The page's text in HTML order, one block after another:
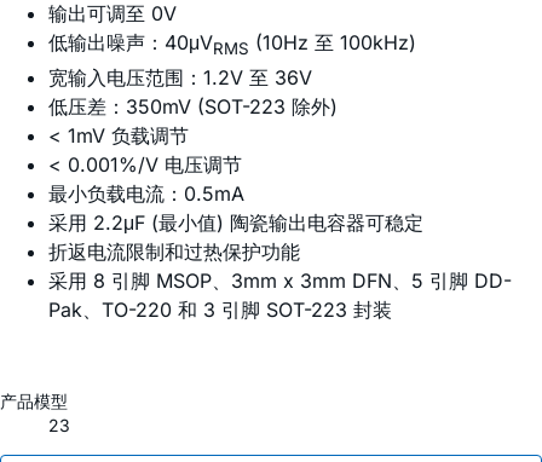
输出可调至 0V
低输出噪声：40μVRMS (10Hz 至 100kHz)
宽输入电压范围：1.2V 至 36V
低压差：350mV (SOT-223 除外)
< 1mV 负载调节
< 0.001%/V 电压调节
最小负载电流：0.5mA
采用 2.2μF (最小值) 陶瓷输出电容器可稳定
折返电流限制和过热保护功能
采用 8 引脚 MSOP、3mm x 3mm DFN、5 引脚 DD-
Pak、TO-220 和 3 引脚 SOT-223 封装
产品模型
23